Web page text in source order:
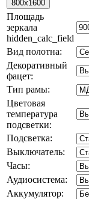
Площадь
зеркала
hidden_calc_field
Вид полотна:
Декоративный
фацет:
Тип рамы:
Цветовая
температура
подсветки:
Подсветка:
Выключатель:
Часы:
Аудиосистема:
Аккумулятор: